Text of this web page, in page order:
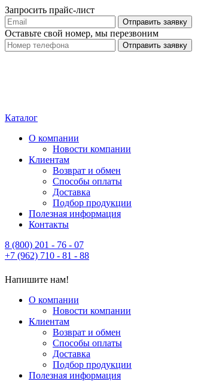
Запросить прайс-лист
Оставьте свой номер, мы перезвоним
Каталог
О компании
Новости компании
Клиентам
Возврат и обмен
Способы оплаты
Доставка
Подбор продукции
Полезная информация
Контакты
8 (800) 201 - 76 - 07
+7 (962) 710 - 81 - 88
Напишите нам!
О компании
Новости компании
Клиентам
Возврат и обмен
Способы оплаты
Доставка
Подбор продукции
Полезная информация